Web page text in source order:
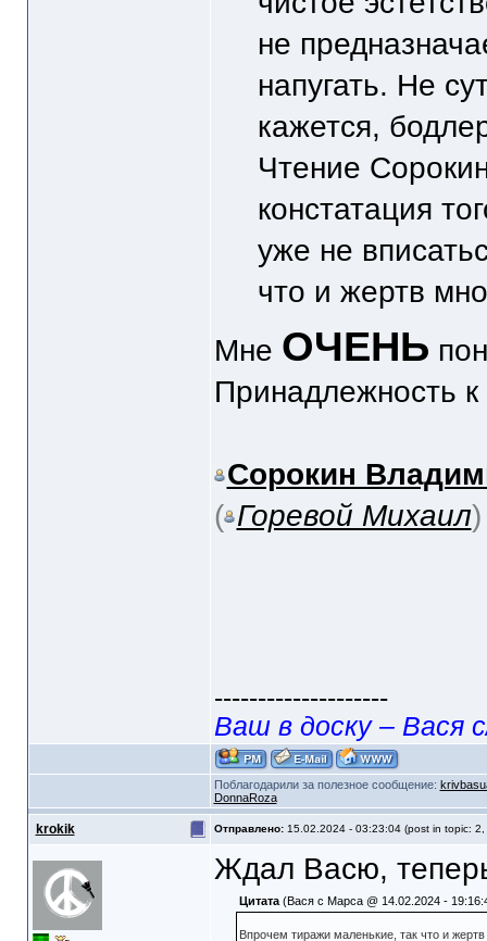
не
напугать. Не
кажется,
Чтение
констатация
уже не
что и жертв
Мне ОЧЕНЬ
Принадлежность
Сорокин
( Горевой Михаил
--------------------
Ваш в доску – Вася
Поблагодарили за полезное сообщение:
DonnaRoza
krokik Отправлено: 15.02.2024 - 03:23:04 (post in topic: 2,
Ждал Васю,
Цитата(Вася с Марса @ 14.02.2024 -
Впрочем тиражи маленькие, так что и